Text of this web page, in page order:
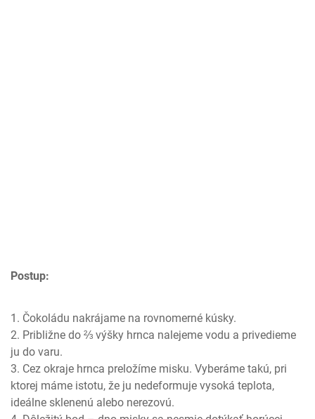
Postup:
Čokoládu nakrájame na rovnomerné kúsky.
Približne do ⅔ výšky hrnca nalejeme vodu a privedieme
ju do varu.
Cez okraje hrnca preložíme misku. Vyberáme takú, pri
ktorej máme istotu, že ju nedeformuje vysoká teplota,
ideálne sklenenú alebo nerezovú.